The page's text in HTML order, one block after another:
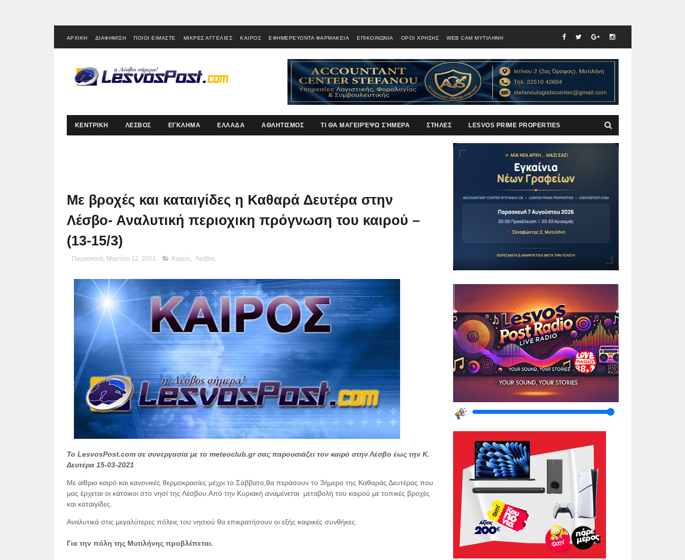
ΑΡΧΙΚΗ ΔΙΑΦΗΜΙΣΗ ΠΟΙΟΙ ΕΙΜΑΣΤΕ ΜΙΚΡΕΣ ΑΓΓΕΛΙΕΣ ΚΑΙΡΟΣ ΕΦΗΜΕΡΕΥΟΝΤΑ ΦΑΡΜΑΚΕΙΑ ΕΠΙΚΟΙΝΩΝΙΑ ΟΡΟΙ ΧΡΗΣΗΣ WEB CAM ΜΥΤΙΛΗΝΗ
ΚΕΝΤΡΙΚΗ ΛΕΣΒΟΣ ΕΓΚΛΗΜΑ ΕΛΛΑΔΑ ΑΘΛΗΤΙΣΜΟΣ ΤΙ ΘΑ ΜΑΓΕΙΡΈΨΩ ΣΉΜΕΡΑ ΣΤΗΛΕΣ LESVOS PRIME PROPERTIES
Με βροχές και καταιγίδες η Καθαρά Δευτέρα στην
Λέσβο- Αναλυτική περιοχικη πρόγνωση του καιρού –
(13-15/3)
Παρασκευή, Μαρτίου 12, 2021 Καιρός, Λεσβος
Το LesvosPost.com σε συνεργασία με το meteoclub.gr σας παρουσιάζει τον καιρό στην Λέσβο έως την Κ.
Δευτέρα 15-03-2021
Με αίθριο καιρό και κανονικές θερμοκρασίες μέχρι το Σάββατο,θα περάσουν το 3ήμερο της Καθαράς Δευτέρας που
μας έρχεται οι κάτοικοι στο νησί της Λέσβου.Από την Κυριακή αναμένεται μεταβολή του καιρού με τοπικές βροχές
και καταιγίδες.
Αναλυτικά στις μεγαλύτερες πόλεις του νησιού θα επικρατήσουν οι εξής καιρικές συνθήκες.
Για την πόλη της Μυτιλήνης προβλέπεται.